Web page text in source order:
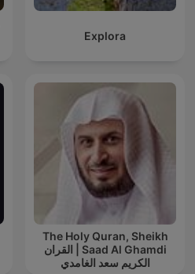
Explora
The Holy Quran, Sheikh
Saad Al Ghamdi | القران
الكريم سعد الغامدي